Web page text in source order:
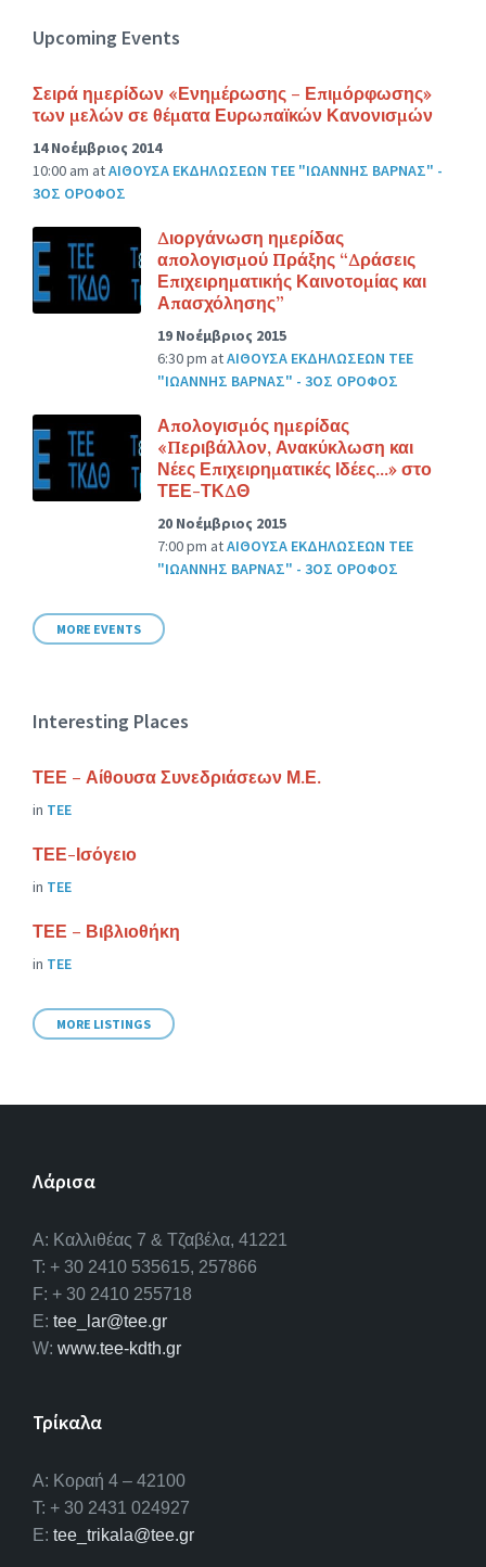
Upcoming Events
Σειρά ημερίδων «Ενημέρωσης – Επιμόρφωσης»
των μελών σε θέματα Ευρωπαϊκών Κανονισμών
14 Νοέμβριος 2014
10:00 am atΑΙΘΟΥΣΑ ΕΚΔΗΛΩΣΕΩΝ ΤΕΕ "ΙΩΑΝΝΗΣ ΒΑΡΝΑΣ" -
3ΟΣ ΟΡΟΦΟΣ
Διοργάνωση ημερίδας
απολογισμού Πράξης “Δράσεις
Επιχειρηματικής Καινοτομίας και
Απασχόλησης”
19 Νοέμβριος 2015
6:30 pm atΑΙΘΟΥΣΑ ΕΚΔΗΛΩΣΕΩΝ ΤΕΕ
"ΙΩΑΝΝΗΣ ΒΑΡΝΑΣ" - 3ΟΣ ΟΡΟΦΟΣ
Απολογισμός ημερίδας
«Περιβάλλον, Ανακύκλωση και
Νέες Επιχειρηματικές Ιδέες…» στο
ΤΕΕ-ΤΚΔΘ
20 Νοέμβριος 2015
7:00 pm atΑΙΘΟΥΣΑ ΕΚΔΗΛΩΣΕΩΝ ΤΕΕ
"ΙΩΑΝΝΗΣ ΒΑΡΝΑΣ" - 3ΟΣ ΟΡΟΦΟΣ
MORE EVENTS
Interesting Places
ΤΕΕ – Αίθουσα Συνεδριάσεων Μ.Ε.
in ΤΕΕ
ΤΕΕ-Ισόγειο
in ΤΕΕ
ΤΕΕ – Βιβλιοθήκη
in ΤΕΕ
MORE LISTINGS
Λάρισα
A: Καλλιθέας 7 & Τζαβέλα, 41221
T: + 30 2410 535615, 257866
F: + 30 2410 255718
E: tee_lar@tee.gr
W: www.tee-kdth.gr
Τρίκαλα
Α: Κοραή 4 – 42100
T: + 30 2431 024927
E: tee_trikala@tee.gr